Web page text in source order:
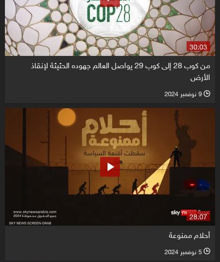
30:03
من كوب 28 إلى كوب 29 يواصل العالم جهوده الحثيثة لإنقاذ
الأرض
l 9 نوفمبر 2024
28:07
أحلام ممنوعة
l 5 نوفمبر 2024